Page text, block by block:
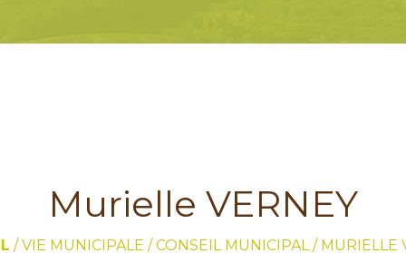
Murielle VERNEY
/VIE MUNICIPALE /CONSEIL MUNICIPAL / MURIELLE